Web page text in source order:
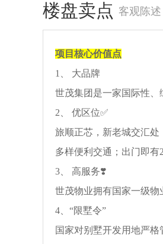
楼盘卖点 客观陈
项目核心价值点
1、 大品牌
世茂集团是一家国际性、
2、 优区位✅
旅顺正芯，新老城交汇处
多样便利交通；出门即有
3、 高服务❣️
世茂物业拥有国家一级物
4、“限墅令”
国家对别墅开发用地严